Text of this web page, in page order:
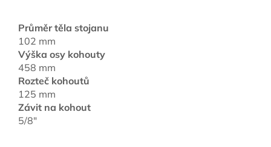
Průměr těla stojanu
102 mm
Výška osy kohouty
458 mm
Rozteč kohoutů
125 mm
Závit na kohout
5/8"